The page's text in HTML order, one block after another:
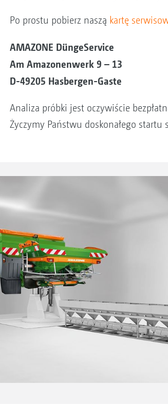
Po prostu pobierz naszą kartę
AMAZONE DüngeService
Am Amazonenwerk 9 – 13
D-49205 Hasbergen-Gaste
Analiza próbki jest oczywiście
Życzymy Państwu doskonałego startu